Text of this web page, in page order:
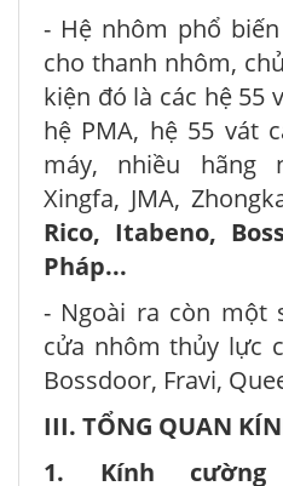
- Hệ nhôm phổ
cho thanh nhôm,
kiện đó là các hệ 55
hệ PMA, hệ 55 vát
máy, nhiều hãng
Xingfa, JMA,
Rico, Itabeno,
Pháp...
- Ngoài ra còn một
cửa nhôm thủy lực
Bossdoor, Fravi,
III. TỔNG QUAN
1. Kính